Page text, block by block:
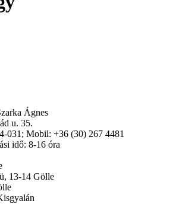
Ágnes
u. 35.
031; Mobil: +36 (30) 267 4481
idő: 8-16 óra
13-14 Gölle